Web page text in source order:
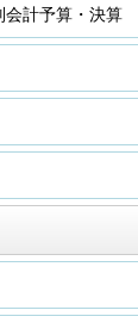
会計予算・決算